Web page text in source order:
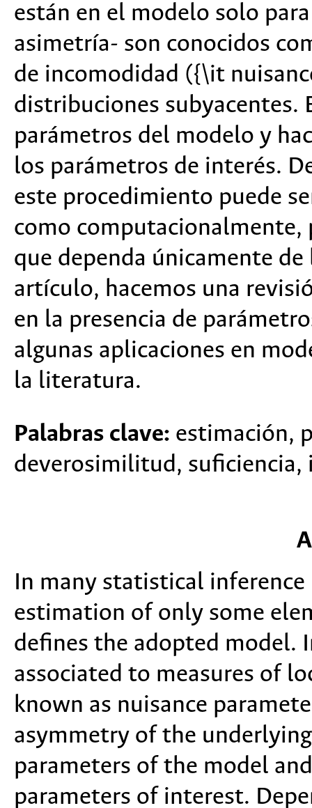
están en el modelo solo
asimetría- son conocidos
de incomodidad ({\it
distribuciones subyacentes.
parámetros del modelo y
los parámetros de interés.
este procedimiento puede
como computacionalmente,
que dependa únicamente
artículo, hacemos una
en la presencia de
algunas aplicaciones en
la literatura.
Palabras clave: estimación,
deverosimilitud,
In many statistical
estimation of only some
defines the adopted model.
associated to measures of
known as nuisance
asymmetry of the
parameters of the model
parameters of interest.